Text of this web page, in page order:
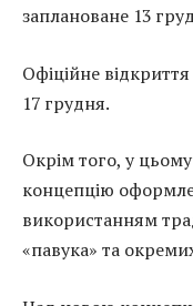
заплановане 13
Офіційне
17 грудня.
Окрім того, у
концепцію
використанням
«павука» та